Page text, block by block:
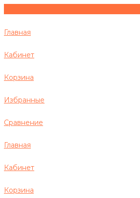
Главная
Кабинет
Корзина
Избранные
Сравнение
Главная
Кабинет
Корзина